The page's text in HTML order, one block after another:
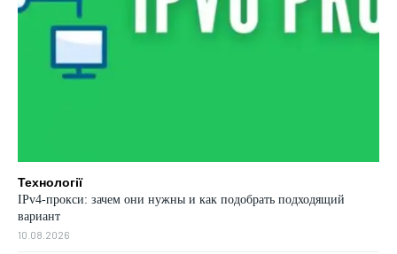
Технології
IPv4-прокси: зачем они нужны и как подобрать подходящий
вариант
10.08.2026